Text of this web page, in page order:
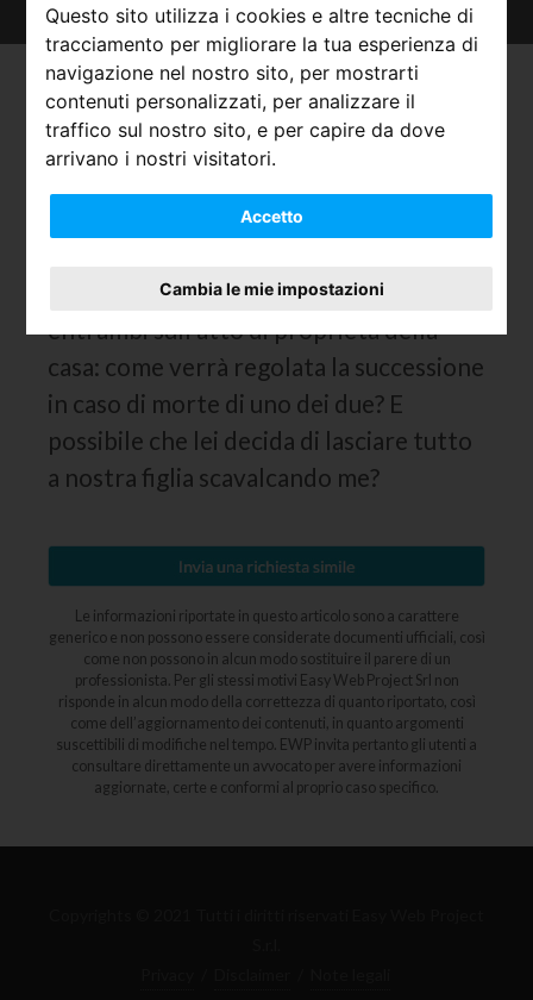
Questo sito utilizza i cookies e altre tecniche di
tracciamento per migliorare la tua esperienza di
navigazione nel nostro sito, per mostrarti
contenuti personalizzati, per analizzare il
traffico sul nostro sito, e per capire da dove
arrivano i nostri visitatori.
Accetto
Cambia le mie impostazioni
Dichiarazione di
successione in caso di beni
o denaro cointestati.
conto corrente cointestato e risultiamo
entrambi sull atto di proprietà della
casa: come verrà regolata la successione
in caso di morte di uno dei due? E
possibile che lei decida di lasciare tutto
a nostra figlia scavalcando me?
Le informazioni riportate in questo articolo sono a carattere
generico e non possono essere considerate documenti ufficiali, così
come non possono in alcun modo sostituire il parere di un
professionista. Per gli stessi motivi Easy Web Project Srl non
risponde in alcun modo della correttezza di quanto riportato, così
come dell’aggiornamento dei contenuti, in quanto argomenti
suscettibili di modifiche nel tempo. EWP invita pertanto gli utenti a
consultare direttamente un avvocato per avere informazioni
aggiornate, certe e conformi al proprio caso specifico.